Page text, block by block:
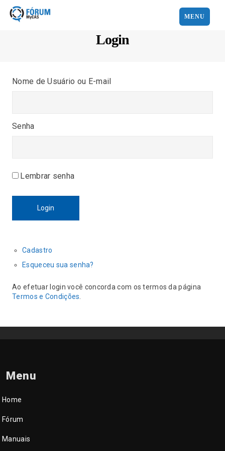
MENU
Login
Nome de Usuário ou E-mail
Senha
Lembrar senha
Login
Cadastro
Esqueceu sua senha?
Ao efetuar login você concorda com os termos da página
Termos e Condições
Menu
Home
Fórum
Manuais